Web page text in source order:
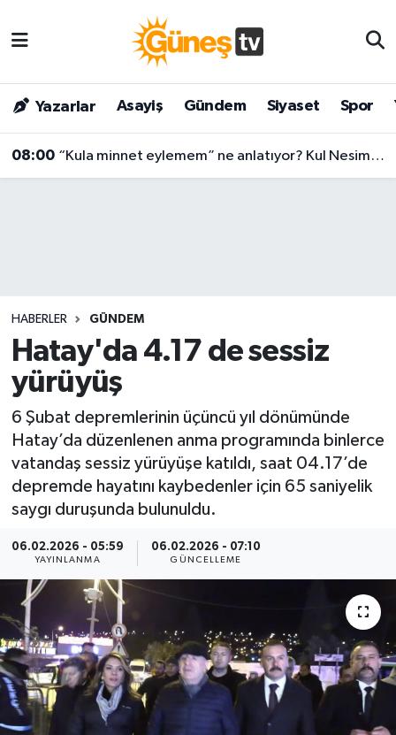
Yazarlar Asayiş Gündem Siyaset Spor
08:00 “Kula minnet eylemem” ne anlatıyor? Kul Nesimi’nin yüzyılları aşan mesajı
HABERLER GÜNDEM
Hatay'da 4.17 de sessiz
yürüyüş
6 Şubat depremlerinin üçüncü yıl dönümünde
Hatay’da düzenlenen anma programında binlerce
vatandaş sessiz yürüyüşe katıldı, saat 04.17’de
depremde hayatını kaybedenler için 65 saniyelik
saygı duruşunda bulunuldu.
06.02.2026 - 05:59
YAYINLANMA
06.02.2026 - 07:10
GÜNCELLEME
Bilim & Teknoloji
Dünya
Magazin
Siyaset
Spor
Yaşam
Malatya Nöbetçi Eczaneler
Malatya Hava Durumu
Malatya Namaz Vakitleri
Son Dakika Haberleri
Haber Arşivi